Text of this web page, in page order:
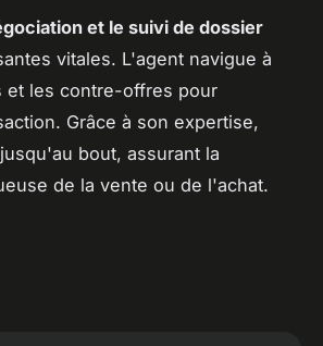
et le suivi de dossier
vitales. L'agent navigue à
et les contre-offres pour
Grâce à son expertise,
bout, assurant la
de la vente ou de l'achat.